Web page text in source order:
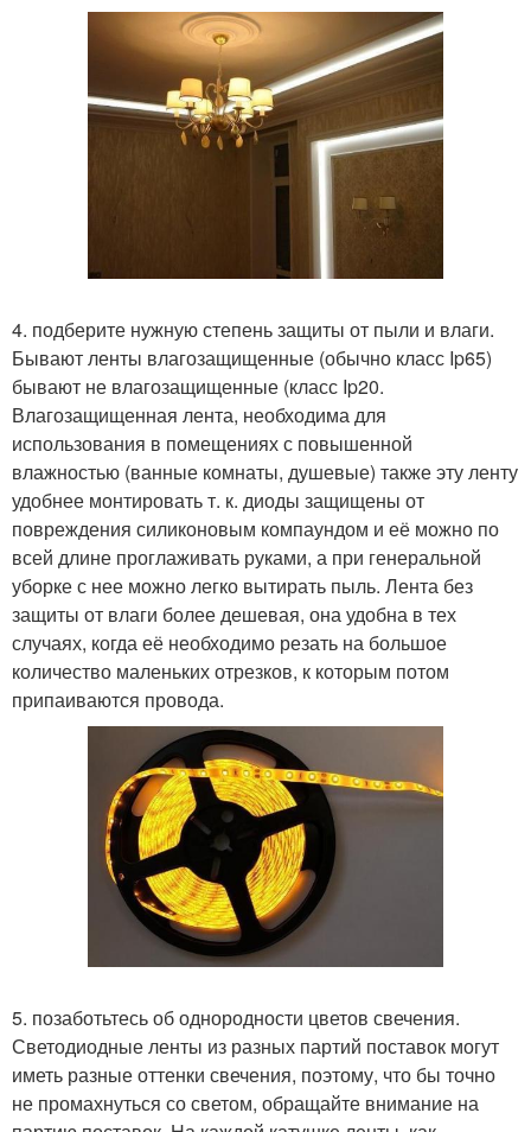
4. подберите нужную степень защиты от пыли и влаги.
Бывают ленты влагозащищенные (обычно класс Ip65)
бывают не влагозащищенные (класс Ip20.
Влагозащищенная лента, необходима для
использования в помещениях с повышенной
влажностью (ванные комнаты, душевые) также эту ленту
удобнее монтировать т. к. диоды защищены от
повреждения силиконовым компаундом и её можно по
всей длине проглаживать руками, а при генеральной
уборке с нее можно легко вытирать пыль. Лента без
защиты от влаги более дешевая, она удобна в тех
случаях, когда её необходимо резать на большое
количество маленьких отрезков, к которым потом
припаиваются провода.
5. позаботьтесь об однородности цветов свечения.
Светодиодные ленты из разных партий поставок могут
иметь разные оттенки свечения, поэтому, что бы точно
не промахнуться со светом, обращайте внимание на